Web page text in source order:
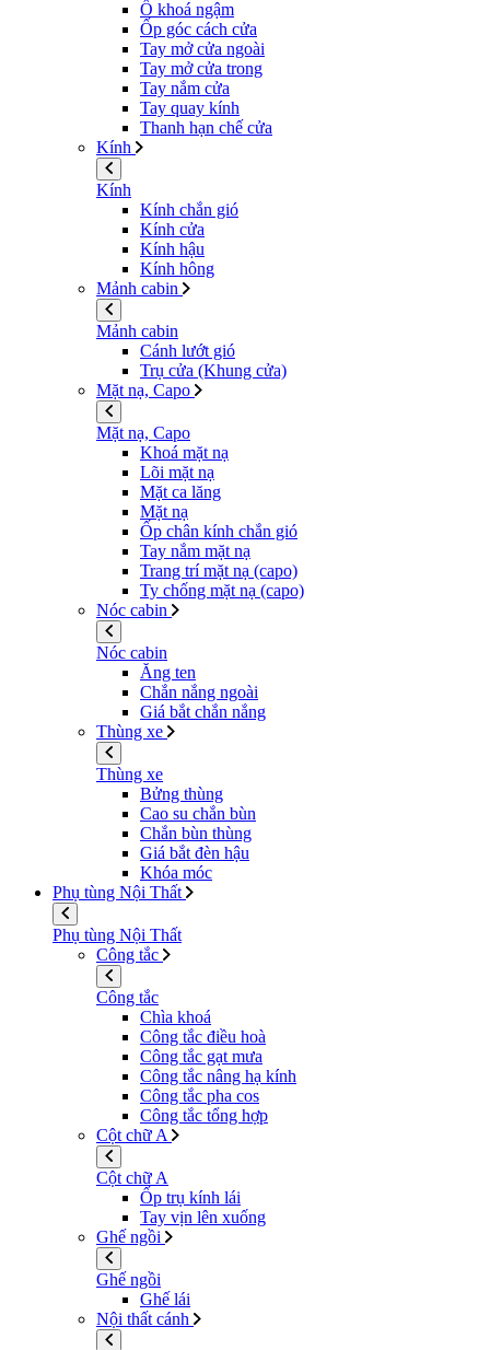
Ổ khoá ngậm
Ốp góc cách cửa
Tay mở cửa ngoài
Tay mở cửa trong
Tay nắm cửa
Tay quay kính
Thanh hạn chế cửa
Kính
Kính
Kính chắn gió
Kính cửa
Kính hậu
Kính hông
Mảnh cabin
Mảnh cabin
Cánh lướt gió
Trụ cửa (Khung cửa)
Mặt nạ, Capo
Mặt nạ, Capo
Khoá mặt nạ
Lõi mặt nạ
Mặt ca lăng
Mặt nạ
Ốp chân kính chắn gió
Tay nắm mặt nạ
Trang trí mặt nạ (capo)
Ty chống mặt nạ (capo)
Nóc cabin
Nóc cabin
Ăng ten
Chắn nắng ngoài
Giá bắt chắn nắng
Thùng xe
Thùng xe
Bửng thùng
Cao su chắn bùn
Chắn bùn thùng
Giá bắt đèn hậu
Khóa móc
Phụ tùng Nội Thất
Phụ tùng Nội Thất
Công tắc
Công tắc
Chìa khoá
Công tắc điều hoà
Công tắc gạt mưa
Công tắc nâng hạ kính
Công tắc pha cos
Công tắc tổng hợp
Cột chữ A
Cột chữ A
Ốp trụ kính lái
Tay vịn lên xuống
Ghế ngồi
Ghế ngồi
Ghế lái
Nội thất cánh